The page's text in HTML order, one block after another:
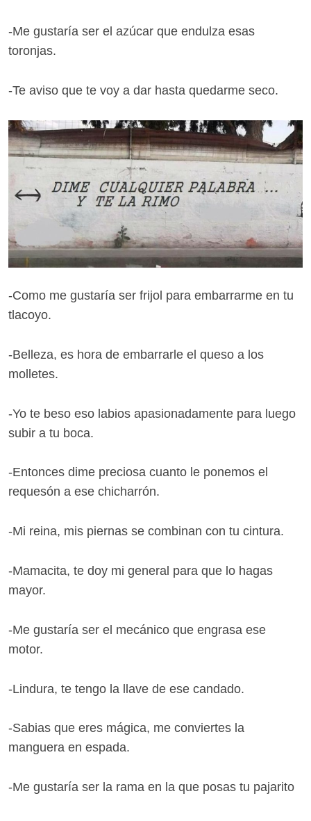
-Me gustaría ser el azúcar que endulza esas
toronjas.
-Te aviso que te voy a dar hasta quedarme seco.
-Como me gustaría ser frijol para embarrarme en tu
tlacoyo.
-Belleza, es hora de embarrarle el queso a los
molletes.
-Yo te beso eso labios apasionadamente para luego
subir a tu boca.
-Entonces dime preciosa cuanto le ponemos el
requesón a ese chicharrón.
-Mi reina, mis piernas se combinan con tu cintura.
-Mamacita, te doy mi general para que lo hagas
mayor.
-Me gustaría ser el mecánico que engrasa ese
motor.
-Lindura, te tengo la llave de ese candado.
-Sabias que eres mágica, me conviertes la
manguera en espada.
-Me gustaría ser la rama en la que posas tu pajarito